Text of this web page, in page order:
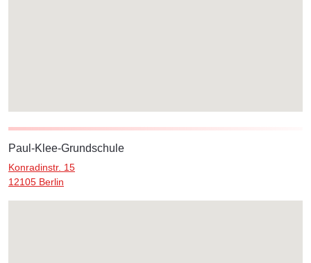
Paul-Klee-Grundschule
Konradinstr. 15
12105 Berlin